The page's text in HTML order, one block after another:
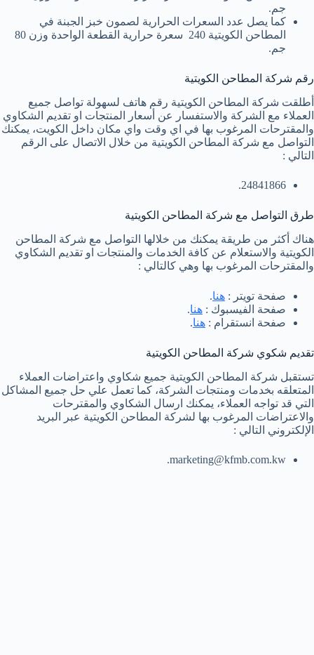
جم.
كما يصل عدد السعرات الحرارية لصمون خبز الجبنة في
المطاحن الكويتية 240 سعرة حرارية القطعة الواحدة وزن 80
جم.
رقم شركة المطاحن الكويتية
أطلقت شركة المطاحن الكويتية رقم هاتف لسهولة تواصل جميع
العملاء مع الشركة والاستفسار عن أسعار المنتجات او تقديم الشكاوي
والمقترحات المرغوب بها في اي وقت واي مكان داخل الكويت، يمكنك
التواصل مع شركة المطاحن الكويتية من خلال الاتصال على الرقم
التالي :
24841866.
طرق التواصل مع شركة المطاحن الكويتية
هناك أكثر من طريقة يمكنك من خلالها التواصل مع شركة المطاحن
الكويتية والاستعلام عن كافة الخدمات والمنتجات او تقديم الشكاوي
والمقترحات المرغوب بها وهي كالتالي :
صفحة تويتر : هنا.
صفحة الفيسبوك : هنا.
صفحة انستقرام : هنا.
تقديم شكوي شركة المطاحن الكويتية
تستقبل شركة المطاحن الكويتية جميع شكاوي واعتراضات العملاء
المتعلقه بخدمات ومنتجات الشركة، كما تعمل علي حل جميع المشاكل
التي قد تواجه العملاء، يمكنك ارسال الشكاوي والمقترحات
والاعتراضات المرغوب بها لشركة المطاحن الكويتية عبر البريد
الإلكتروني التالي :
marketing@kfmb.com.kw
.